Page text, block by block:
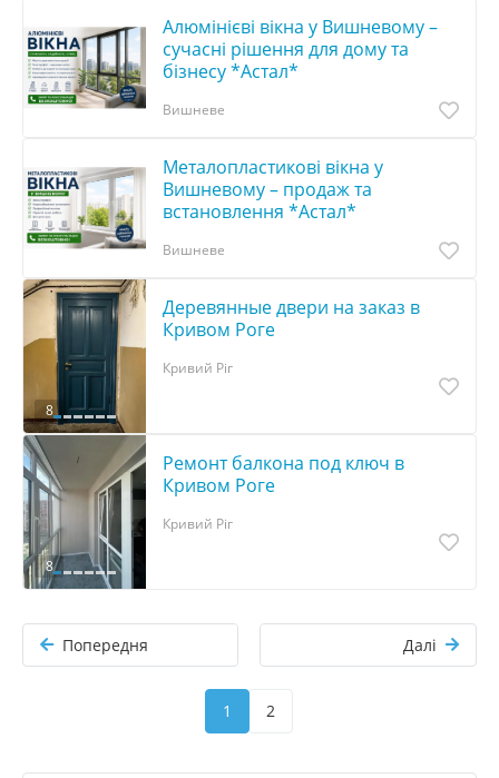
Алюмінієві вікна у Вишневому –
сучасні рішення для дому та
бізнесу *Астал*
Вишневе
Металопластикові вікна у
Вишневому – продаж та
встановлення *Астал*
Вишневе
8
Деревянные двери на заказ в
Кривом Роге
Кривий Ріг
8
Ремонт балкона под ключ в
Кривом Роге
Кривий Ріг
Попередня Далі
1 2